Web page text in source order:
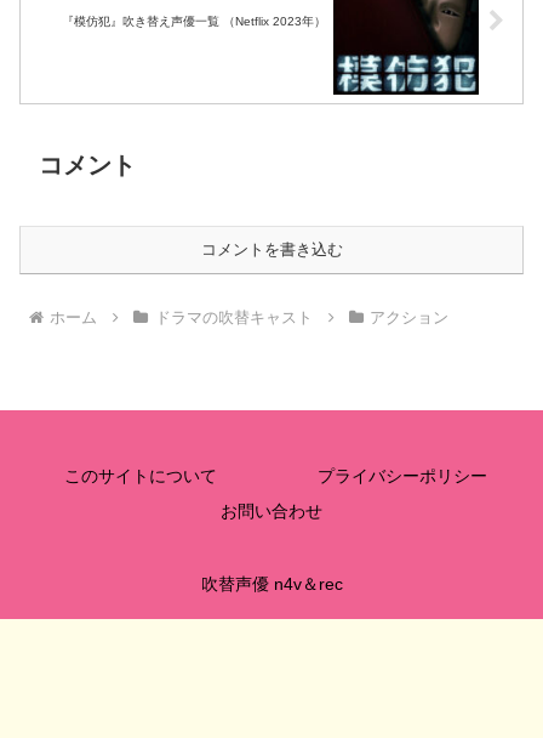
『模仿犯』吹き替え声優一覧 （Netflix 2023年）
コメント
コメントを書き込む
ホーム ドラマの吹替キャスト アクション
このサイトについて
プライバシーポリシー
お問い合わせ
吹替声優 n4v＆rec